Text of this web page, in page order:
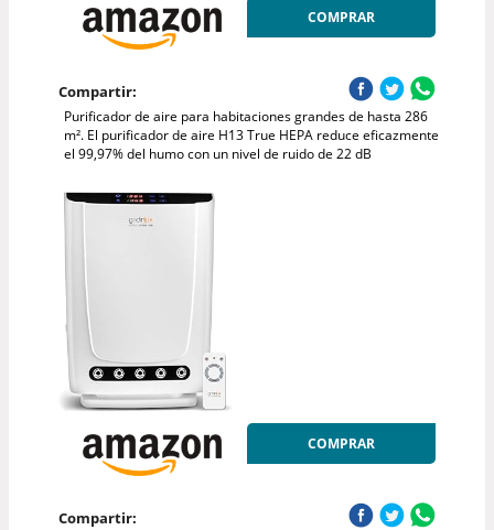
COMPRAR
Compartir:
Purificador de aire para habitaciones grandes de hasta 286
m². El purificador de aire H13 True HEPA reduce eficazmente
el 99,97% del humo con un nivel de ruido de 22 dB
COMPRAR
Compartir: